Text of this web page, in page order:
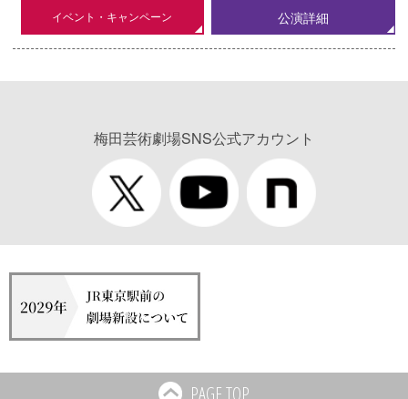
イベント・キャンペーン 公演詳細
梅田芸術劇場SNS公式アカウント
PAGE TOP